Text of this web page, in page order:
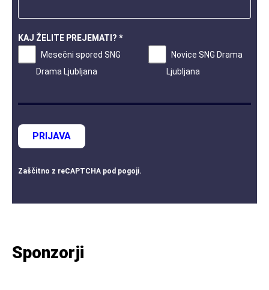
KAJ ŽELITE PREJEMATI? *
Mesečni spored SNG
Drama Ljubljana
Novice SNG Drama
Ljubljana
PRIJAVA
Zaščitno z reCAPTCHA pod pogoji.
Sponzorji